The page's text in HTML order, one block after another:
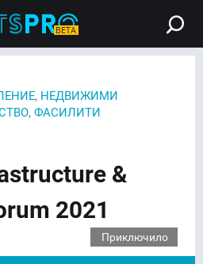
, НЕДВИЖИМИ
, ФАСИЛИТИ
&
2021
Приключило